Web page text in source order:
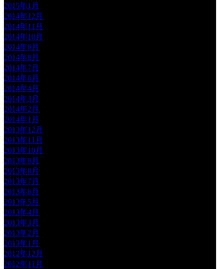
2015年1月
2014年12月
2014年11月
2014年10月
2014年9月
2014年8月
2014年7月
2014年6月
2014年4月
2014年3月
2014年2月
2014年1月
2013年12月
2013年11月
2013年10月
2013年9月
2013年8月
2013年7月
2013年6月
2013年5月
2013年4月
2013年3月
2013年2月
2013年1月
2012年12月
2012年11月